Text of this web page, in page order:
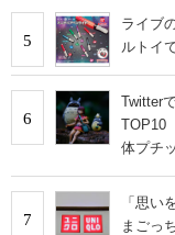
5
ライブ
ルトイ
6
Twitter
TOP10
体プチ
7
「思い
まごっ